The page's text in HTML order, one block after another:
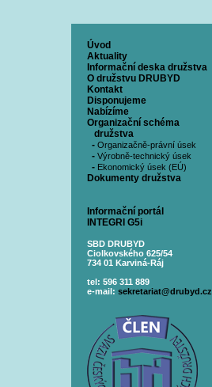
Úvod
Aktuality
Informační deska družstva
O družstvu DRUBYD
Kontakt
Disponujeme
Nabízíme
Organizační schéma
družstva
- Organizačně-právní úsek
- Výrobně-technický úsek
- Ekonomický úsek (EÚ)
Dokumenty družstva
Informační portál
INTEGRI G5i
SBD DRUBYD
Ciolkovského 625/54
734 01 Karviná-Ráj
tel: 596 311 889
e-mail: sekretariat@drubyd.cz